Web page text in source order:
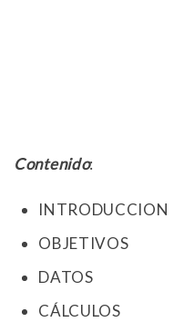
Contenido:
INTRODUCCION
OBJETIVOS
DATOS
CÁLCULOS